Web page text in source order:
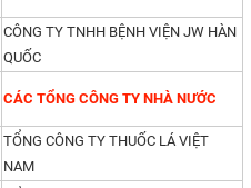
CÔNG TY TNHH BỆNH VIỆN JW HÀN
QUỐC
CÁC TỔNG CÔNG TY NHÀ NƯỚC
TỔNG CÔNG TY THUỐC LÁ VIỆT
NAM